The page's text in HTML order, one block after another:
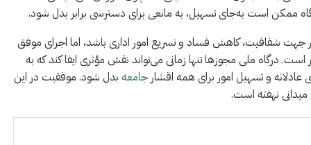
ممکن است به‌جای تسهیل، به مانعی برای دسترسی برابر بدل شود.
جهت شفافیت، کاهش فساد و تسریع امور اداری باشد، اما اجرای موفق
درگاه ملی مجوزها تنها زمانی می‌تواند نقش مؤثری ایفا کند که به
و تسهیل امور برای همه اقشارجامعه بدل شود. موفقیت در این
میدانی نهفته است.